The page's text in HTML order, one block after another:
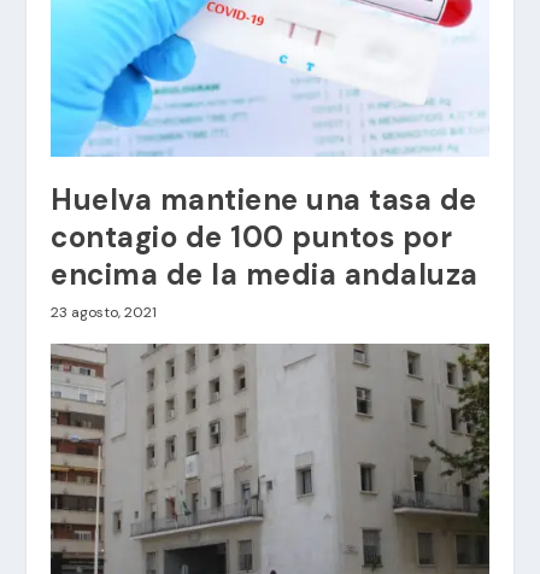
Huelva mantiene una tasa de
contagio de 100 puntos por
encima de la media andaluza
23 agosto, 2021